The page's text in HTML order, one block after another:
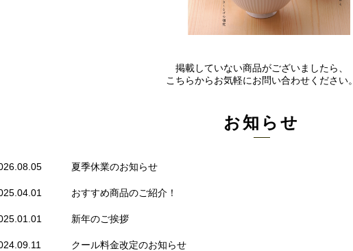
掲載していない商品がございましたら、
こちらからお気軽にお問い合わせください。
お知らせ
夏季休業のお知らせ
おすすめ商品のご紹介！
新年のご挨拶
クール料金改定のお知らせ